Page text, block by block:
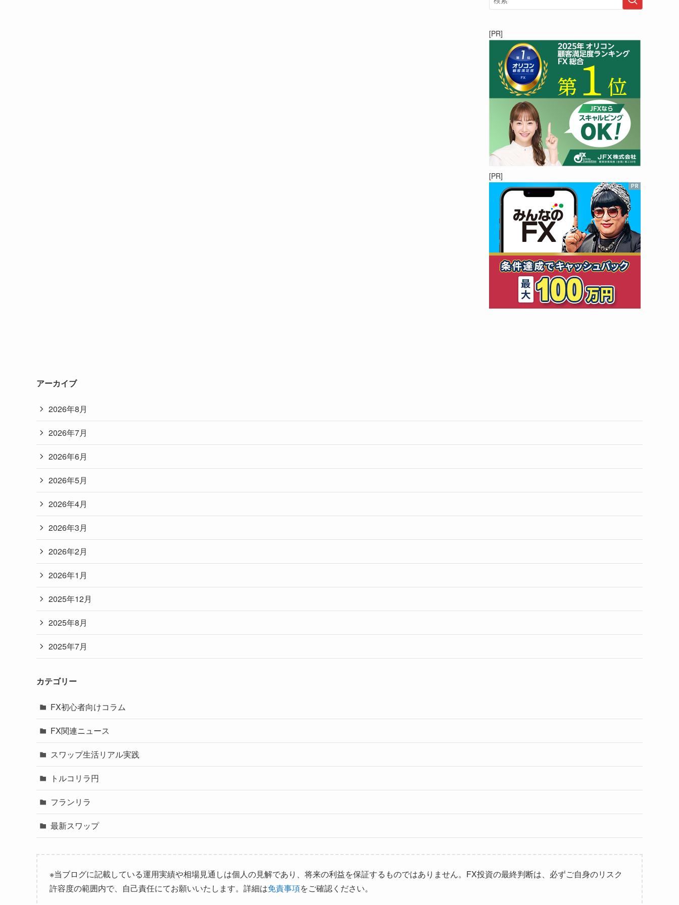
[PR]
[PR]
アーカイブ
2026年8月
2026年7月
2026年6月
2026年5月
2026年4月
2026年3月
2026年2月
2026年1月
2025年12月
2025年8月
2025年7月
カテゴリー
FX初心者向けコラム
FX関連ニュース
スワップ生活リアル実践
トルコリラ円
フランリラ
最新スワップ
※当ブログに記載している運用実績や相場見通しは個人の見解であり、将来の利益を保証するものではありません。FX投資の最終判断は、必ずご自身のリスク
許容度の範囲内で、自己責任にてお願いいたします。詳細は免責事項をご確認ください。